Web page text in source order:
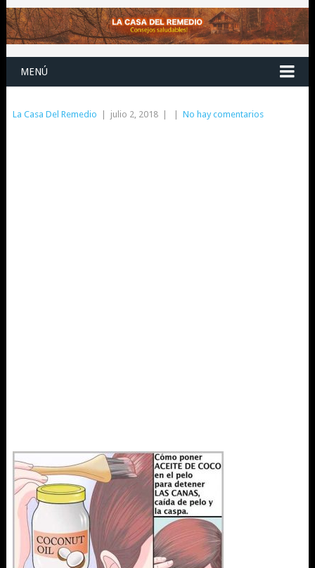
MENÚ
La Casa Del Remedio julio 2, 2018 No hay comentarios